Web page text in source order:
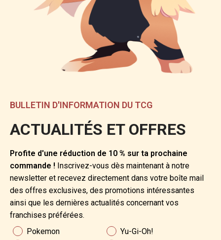
BULLETIN D'INFORMATION DU TCG
ACTUALITÉS ET OFFRES
Profite d'une réduction de 10 % sur ta prochaine
commande ! Inscrivez-vous dès maintenant à notre
newsletter et recevez directement dans votre boîte mail
des offres exclusives, des promotions intéressantes
ainsi que les dernières actualités concernant vos
franchises préférées.
News & Angebote
Pokemon
Yu-Gi-Oh!